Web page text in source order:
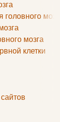
мозга
мозга
клетки